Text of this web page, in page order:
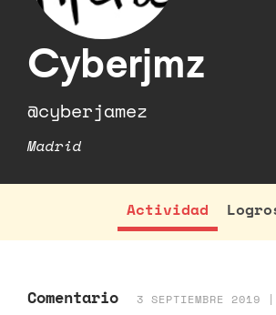
Cyberjmz
@cyberjamez
Madrid
Actividad
Comentario 3 SEPTIEMBRE 2019